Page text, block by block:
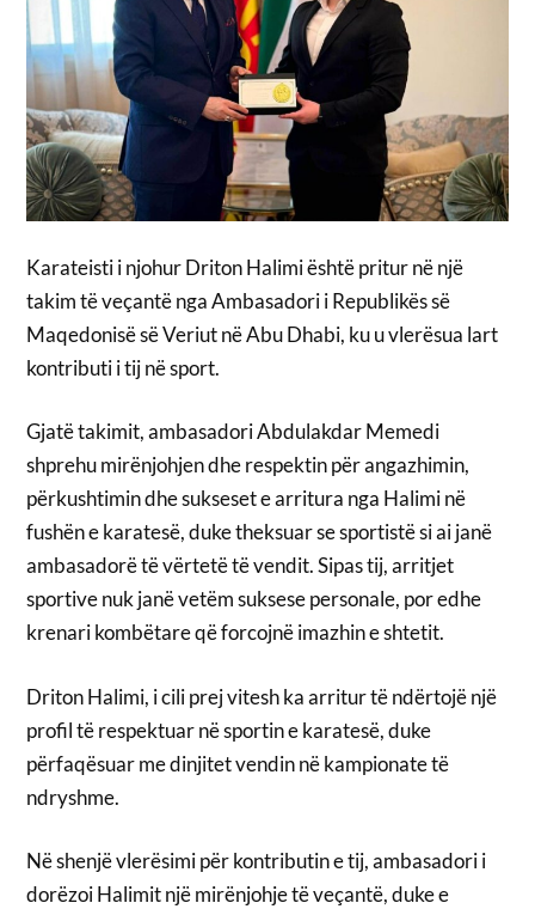
Karateisti i njohur Driton Halimi është pritur në një
takim të veçantë nga Ambasadori i Republikës së
Maqedonisë së Veriut në Abu Dhabi, ku u vlerësua lart
kontributi i tij në sport.
Gjatë takimit, ambasadori Abdulakdar Memedi
shprehu mirënjohjen dhe respektin për angazhimin,
përkushtimin dhe sukseset e arritura nga Halimi në
fushën e karatesë, duke theksuar se sportistë si ai janë
ambasadorë të vërtetë të vendit. Sipas tij, arritjet
sportive nuk janë vetëm suksese personale, por edhe
krenari kombëtare që forcojnë imazhin e shtetit.
Driton Halimi, i cili prej vitesh ka arritur të ndërtojë një
profil të respektuar në sportin e karatesë, duke
përfaqësuar me dinjitet vendin në kampionate të
ndryshme.
Në shenjë vlerësimi për kontributin e tij, ambasadori i
dorëzoi Halimit një mirënjohje të veçantë, duke e